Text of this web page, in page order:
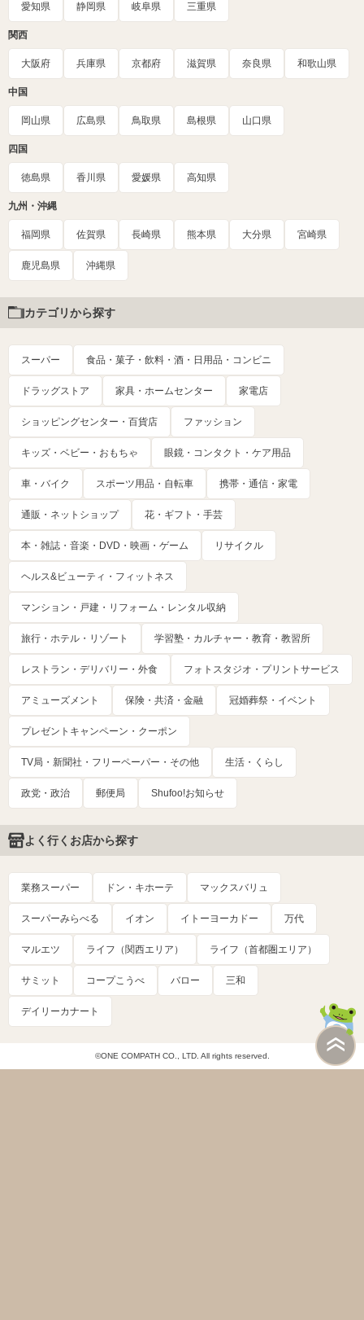
愛知県 静岡県 岐阜県 三重県
関西
大阪府 兵庫県 京都府 滋賀県 奈良県 和歌山県
中国
岡山県 広島県 鳥取県 島根県 山口県
四国
徳島県 香川県 愛媛県 高知県
九州・沖縄
福岡県 佐賀県 長崎県 熊本県 大分県 宮崎県
鹿児島県 沖縄県
カテゴリから探す
スーパー 食品・菓子・飲料・酒・日用品・コンビニ
ドラッグストア 家具・ホームセンター 家電店
ショッピングセンター・百貨店 ファッション
キッズ・ベビー・おもちゃ 眼鏡・コンタクト・ケア用品
車・バイク スポーツ用品・自転車 携帯・通信・家電
通販・ネットショップ 花・ギフト・手芸
本・雑誌・音楽・DVD・映画・ゲーム リサイクル
ヘルス&ビューティ・フィットネス
マンション・戸建・リフォーム・レンタル収納
旅行・ホテル・リゾート 学習塾・カルチャー・教育・教習所
レストラン・デリバリー・外食 フォトスタジオ・プリントサービス
アミューズメント 保険・共済・金融 冠婚葬祭・イベント
プレゼントキャンペーン・クーポン
TV局・新聞社・フリーペーパー・その他 生活・くらし
政党・政治 郵便局 Shufoo!お知らせ
よく行くお店から探す
業務スーパー ドン・キホーテ マックスバリュ
スーパーみらべる イオン イトーヨーカドー 万代
マルエツ ライフ（関西エリア） ライフ（首都圏エリア）
サミット コープこうべ バロー 三和
デイリーカナート
©ONE COMPATH CO., LTD. All rights reserved.